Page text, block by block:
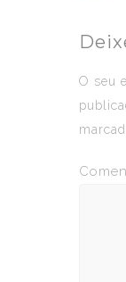
O seu